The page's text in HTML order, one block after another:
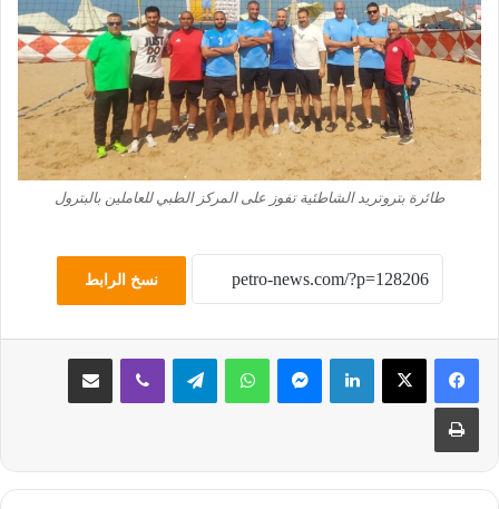
طائرة بتروتريد الشاطئية تفوز على المركز الطبي للعاملين بالبترول
نسخ الرابط
لينكدإن ماسنجر واتساب تيلقرام ڤايبر مشاركة عبر البريد
طباعة